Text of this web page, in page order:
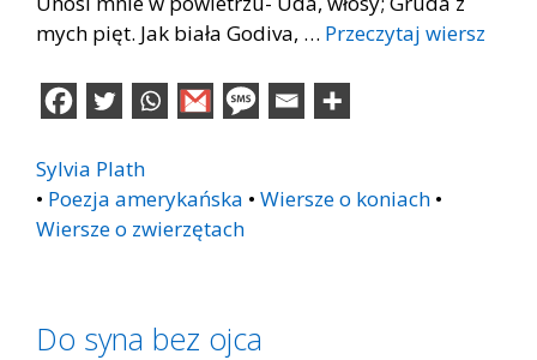
mych pięt. Jak biała Godiva, … Przeczytaj wiersz
Sylvia Plath
• Poezja amerykańska • Wiersze o koniach •
Wiersze o zwierzętach
Do syna bez ojca